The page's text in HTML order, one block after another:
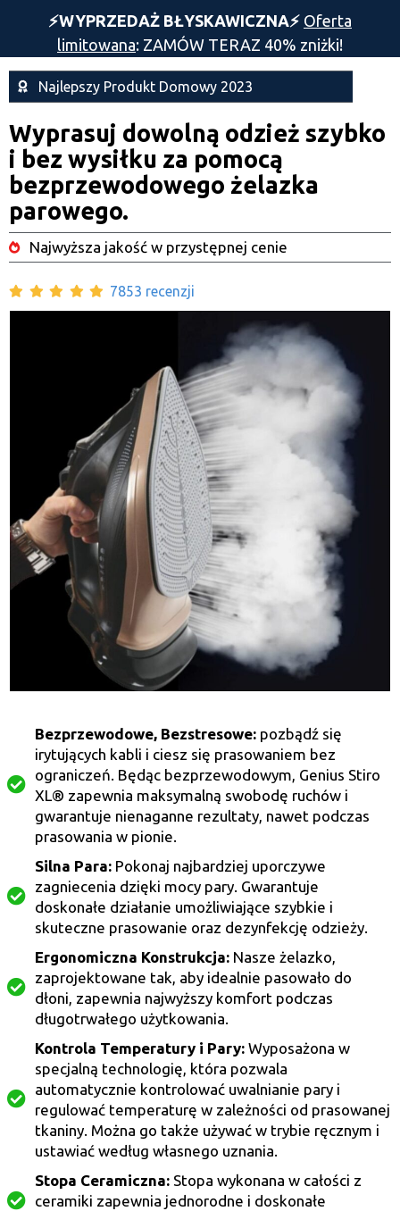
⚡️WYPRZEDAŻ BŁYSKAWICZNA⚡️ Oferta
limitowana: ZAMÓW TERAZ 40% zniżki!
Najlepszy Produkt Domowy 2023
Wyprasuj dowolną odzież szybko
i bez wysiłku za pomocą
bezprzewodowego żelazka
parowego.
Najwyższa jakość w przystępnej cenie
7853 recenzji
Bezprzewodowe, Bezstresowe: pozbądź się
irytujących kabli i ciesz się prasowaniem bez
ograniczeń. Będąc bezprzewodowym, Genius Stiro
XL® zapewnia maksymalną swobodę ruchów i
gwarantuje nienaganne rezultaty, nawet podczas
prasowania w pionie.
Silna Para: Pokonaj najbardziej uporczywe
zagniecenia dzięki mocy pary. Gwarantuje
doskonałe działanie umożliwiające szybkie i
skuteczne prasowanie oraz dezynfekcję odzieży.
Ergonomiczna Konstrukcja: Nasze żelazko,
zaprojektowane tak, aby idealnie pasowało do
dłoni, zapewnia najwyższy komfort podczas
długotrwałego użytkowania.
Kontrola Temperatury i Pary: Wyposażona w
specjalną technologię, która pozwala
automatycznie kontrolować uwalnianie pary i
regulować temperaturę w zależności od prasowanej
tkaniny. Można go także używać w trybie ręcznym i
ustawiać według własnego uznania.
Stopa Ceramiczna: Stopa wykonana w całości z
ceramiki zapewnia jednorodne i doskonałe